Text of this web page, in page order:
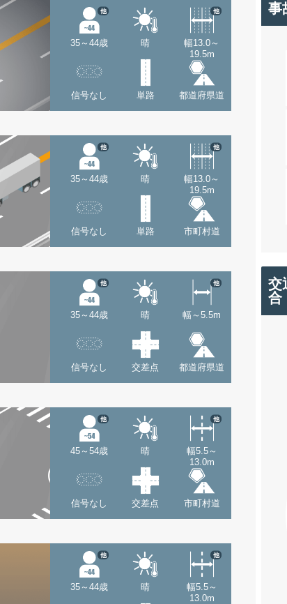
35～44歳
他
晴
幅13.0～
19.5m
他
信号なし 単路 都道府県道
35～44歳
他
晴
幅13.0～
19.5m
他
信号なし 単路 市町村道
35～44歳
他
晴 幅～5.5m
他
信号なし 交差点 都道府県道
45～54歳
他
晴
幅5.5～
13.0m
他
信号なし 交差点 市町村道
35～44歳
他
晴
幅5.5～
13.0m
他
事
交
合